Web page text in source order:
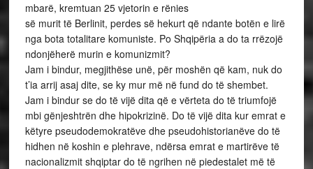
mbarë, kremtuan 25 vjetorin e rënies
së murit të Berlinit, perdes së hekurt që ndante botën e lirë
nga bota totalitare komuniste. Po Shqipëria a do ta rrëzojë
ndonjëherë murin e komunizmit?
Jam i bindur, megjithëse unë, për moshën që kam, nuk do
t’ia arrij asaj dite, se ky mur më në fund do të shembet.
Jam i bindur se do të vijë dita që e vërteta do të triumfojë
mbi gënjeshtrën dhe hipokrizinë. Do të vijë dita kur emrat e
këtyre pseudodemokratëve dhe pseudohistorianëve do të
hidhen në koshin e plehrave, ndërsa emrat e martirëve të
nacionalizmit shqiptar do të ngrihen në piedestalet më të